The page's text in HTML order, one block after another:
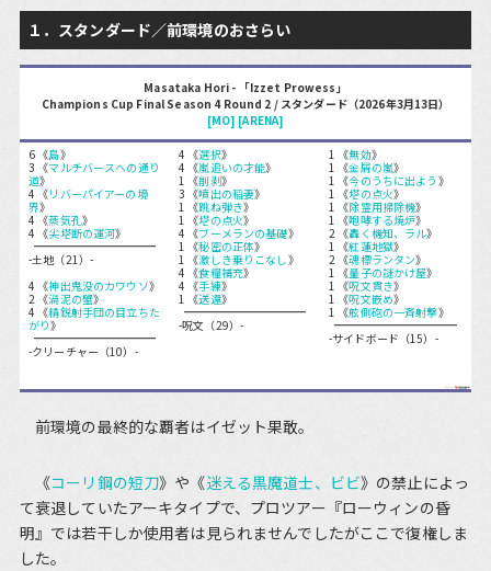
１．スタンダード／前環境のおさらい
Masataka Hori - 「Izzet Prowess」
Champions Cup Final Season 4 Round 2 / スタンダード（2026年3月13日）
[MO] [ARENA]
6 《島》
3 《マルチバースへの通り
道》
4 《リバーパイアーの境
界》
4 《蒸気孔》
4 《尖塔断の運河》
-土地（21）-
4 《神出鬼没のカワウソ》
2 《渦泥の蟹》
4 《精鋭射手団の目立ちた
がり》
-クリーチャー（10）-
4 《選択》
4 《嵐追いの才能》
1 《削剥》
3 《噴出の稲妻》
1 《跳ね弾き》
1 《塔の点火》
4 《ブーメランの基礎》
1 《秘密の正体》
1 《激しき乗りこなし》
4 《食糧補充》
4 《手練》
1 《送還》
-呪文（29）-
1 《無効》
1 《金屑の嵐》
1 《今のうちに出よう 》
1 《塔の点火》
1 《除霊用掃除機》
1 《咆哮する焼炉》
2 《轟く機知、ラル》
1 《紅蓮地獄》
2 《魂標ランタン》
1 《量子の謎かけ屋》
1 《呪文貫き》
1 《呪文嵌め》
1 《舷側砲の一斉射撃》
-サイドボード（15）-
前環境の最終的な覇者はイゼット果敢。
《コーリ鋼の短刀》や《迷える黒魔道士、ビビ》の禁止によっ
て衰退していたアーキタイプで、プロツアー『ローウィンの昏
明』では若干しか使用者は見られませんでしたがここで復権しま
した。